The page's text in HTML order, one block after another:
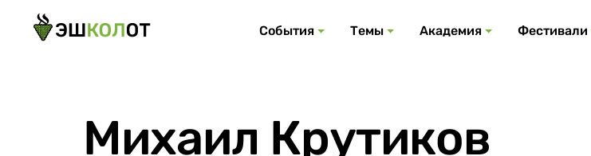
События
Темы
Все темы
Академия
Фестивали
Михаил Крутиков